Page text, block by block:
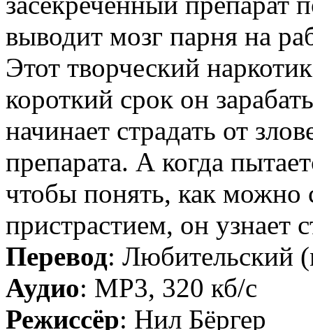
выводит мозг парня на
Этот творческий
короткий срок он
начинает страдать от
препарата. А когда
чтобы понять, как можно
пристрастием, он
Перевод: Любительский
Аудио: MP3, 320 кб/с
Режиссёр: Нил Бёргер